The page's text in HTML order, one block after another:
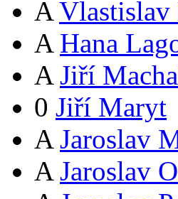
A Vlastislav
A Hana
A Jiří
0 Jiří Maryt
A Jaroslav
A Jaroslav